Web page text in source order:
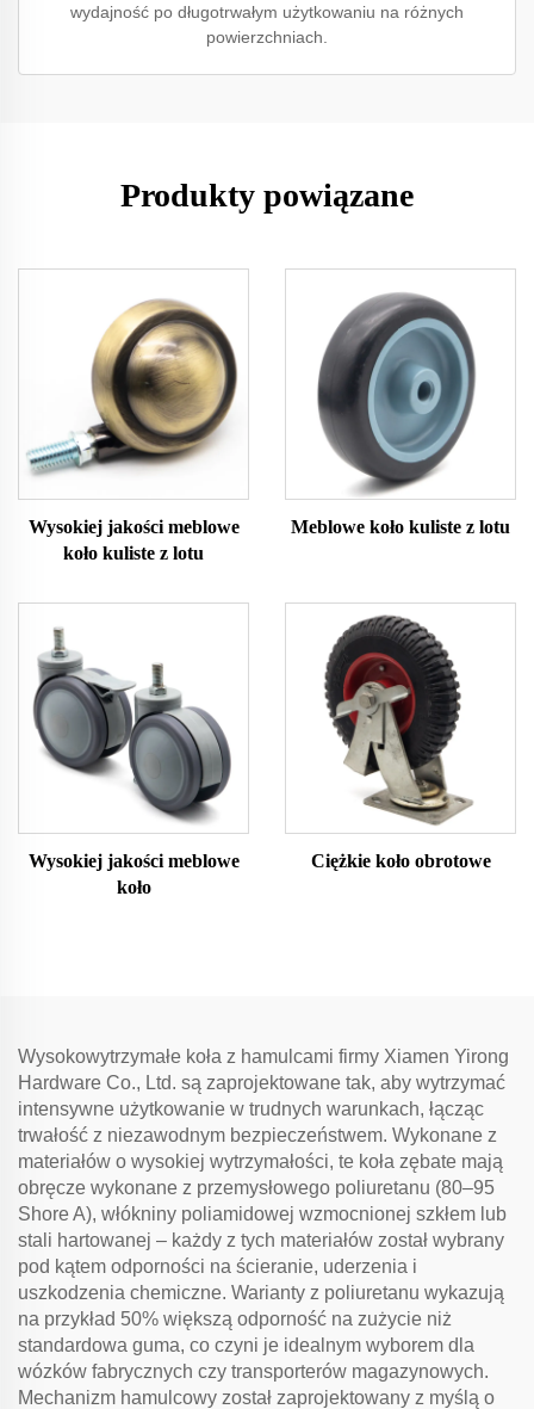
wydajność po długotrwałym użytkowaniu na różnych
powierzchniach.
Produkty powiązane
Wysokiej jakości meblowe
koło kuliste z lotu
Meblowe koło kuliste z lotu
Wysokiej jakości meblowe
koło
Ciężkie koło obrotowe
Wysokowytrzymałe koła z hamulcami firmy Xiamen Yirong
Hardware Co., Ltd. są zaprojektowane tak, aby wytrzymać
intensywne użytkowanie w trudnych warunkach, łącząc
trwałość z niezawodnym bezpieczeństwem. Wykonane z
materiałów o wysokiej wytrzymałości, te koła zębate mają
obręcze wykonane z przemysłowego poliuretanu (80–95
Shore A), włókniny poliamidowej wzmocnionej szkłem lub
stali hartowanej – każdy z tych materiałów został wybrany
pod kątem odporności na ścieranie, uderzenia i
uszkodzenia chemiczne. Warianty z poliuretanu wykazują
na przykład 50% większą odporność na zużycie niż
standardowa guma, co czyni je idealnym wyborem dla
wózków fabrycznych czy transporterów magazynowych.
Mechanizm hamulcowy został zaprojektowany z myślą o